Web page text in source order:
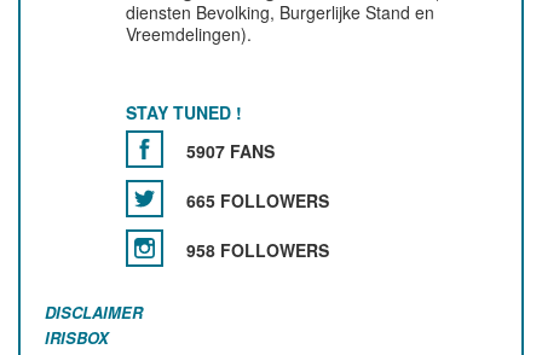
diensten Bevolking, Burgerlijke Stand en
Vreemdelingen).
STAY TUNED !
5907 FANS
665 FOLLOWERS
958 FOLLOWERS
DISCLAIMER
IRISBOX